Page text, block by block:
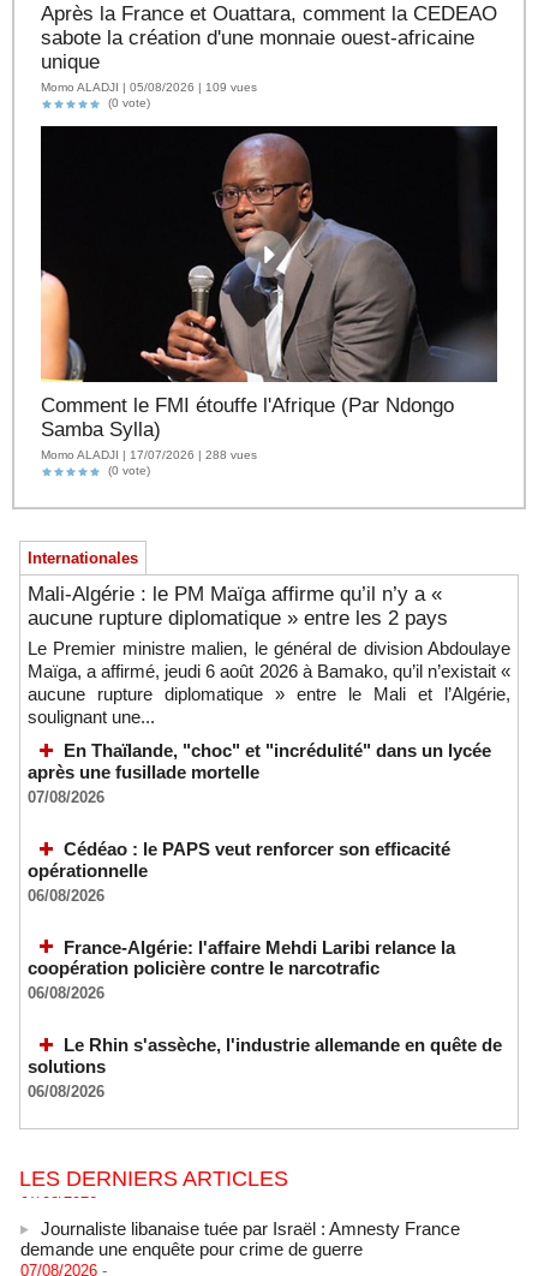
Après la France et Ouattara, comment la CEDEAO
sabote la création d'une monnaie ouest-africaine
unique
Momo ALADJI | 05/08/2026 | 109 vues
(0 vote)
Comment le FMI étouffe l'Afrique (Par Ndongo
Samba Sylla)
Momo ALADJI | 17/07/2026 | 288 vues
(0 vote)
Internationales
Mali-Algérie : le PM Maïga affirme qu’il n’y a «
aucune rupture diplomatique » entre les 2 pays
Le Premier ministre malien, le général de division Abdoulaye
Maïga, a affirmé, jeudi 6 août 2026 à Bamako, qu’il n’existait «
aucune rupture diplomatique » entre le Mali et l’Algérie,
soulignant une...
En Thaïlande, "choc" et "incrédulité" dans un lycée
après une fusillade mortelle
07/08/2026
Cédéao : le PAPS veut renforcer son efficacité
opérationnelle
06/08/2026
France-Algérie: l'affaire Mehdi Laribi relance la
coopération policière contre le narcotrafic
06/08/2026
Le Rhin s'assèche, l'industrie allemande en quête de
solutions
06/08/2026
LES DERNIERS ARTICLES
A Ceuta, les enfants migrants risquent d'être victimes de
maltraitance et d'exploitation, avertissent des ONG
07/08/2026 -
Les Bourses mondiales touchent des sommets après
l'emploi américain
07/08/2026 -
"Construction de la Grande Côte D'ivoire" : Le Président
Alassane Ouattara appelle à la contribution de toutes les forces
vives de la nation
07/08/2026 -
"dépassée" par les critiques concernant le nouveau pavillon
07/08/2026 -
Depuis le « cessez-le-feu » à Gaza, les forces israéliennes
07/08/2026
Guinée-Bissau - Première visite de la médiation sénégalaise
après le sommet de la Cedeao
Bénin: Patrice Talon élu président du Sénat, moins de trois
mois après son départ du pouvoir
07/08/2026 -
Mali-Algérie : le PM Maïga affirme qu’il n’y a « aucune
07/08/2026 -
demande une enquête pour crime de guerre
07/08/2026 -